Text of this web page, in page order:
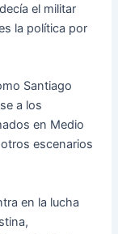
el militar
la política por
Santiago
a los
en Medio
escenarios
en la lucha